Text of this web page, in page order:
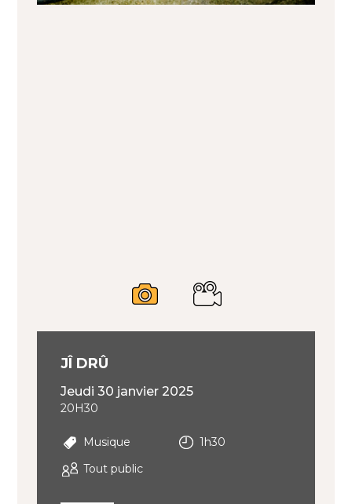
JÎ DRÛ
jeudi 30 janvier 2025
20H30
Musique
1h30
Tout public